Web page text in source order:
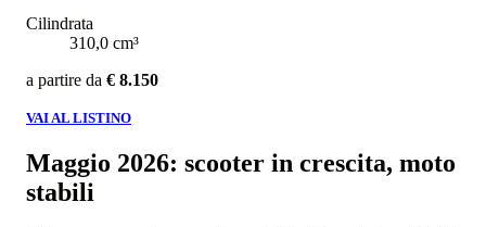
Cilindrata
310,0 cm³
a partire da € 8.150
VAI AL LISTINO
Maggio 2026: scooter in crescita, moto
stabili